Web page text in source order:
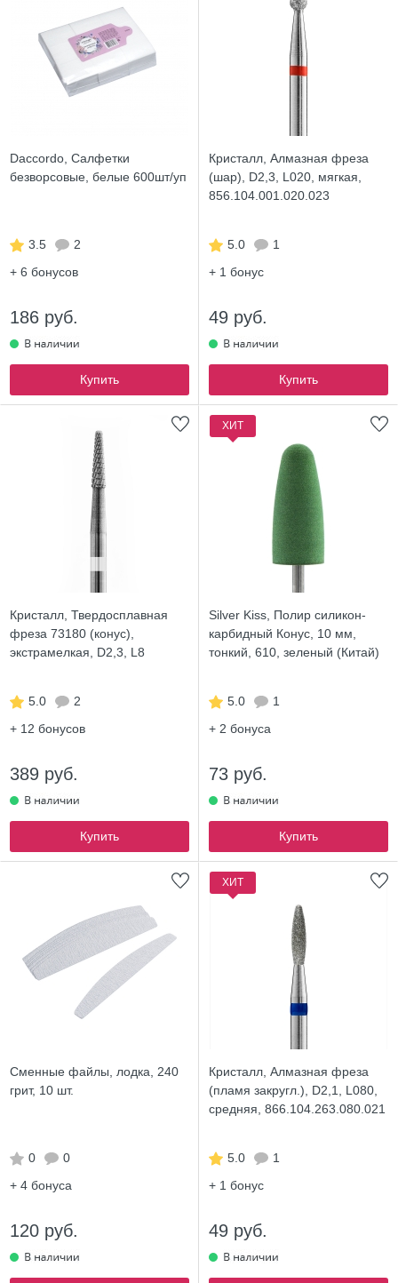
Daccordo, Салфетки
безворсовые, белые 600шт/уп
3.5
2
+ 6 бонусов
186 руб.
Купить
Кристалл, Алмазная фреза
(шар), D2,3, L020, мягкая,
856.104.001.020.023
5.0
1
+ 1 бонус
49 руб.
Купить
Кристалл, Твердосплавная
фреза 73180 (конус),
экстрамелкая, D2,3, L8
5.0
2
+ 12 бонусов
389 руб.
Купить
ХИТ
Silver Kiss, Полир силикон-
карбидный Конус, 10 мм,
тонкий, 610, зеленый (Китай)
5.0
1
+ 2 бонуса
73 руб.
Купить
Сменные файлы, лодка, 240
грит, 10 шт.
0
0
+ 4 бонуса
120 руб.
ХИТ
Кристалл, Алмазная фреза
(пламя закругл.), D2,1, L080,
средняя, 866.104.263.080.021
5.0
1
+ 1 бонус
49 руб.